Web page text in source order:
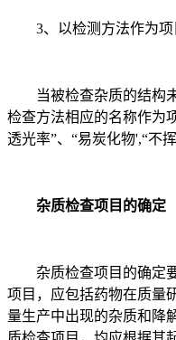
3、以检测方法作为项
当被检查杂质的结构未
检查方法相应的名称作为
透光率”、“易炭化物',“不
杂质检查项目的确定
杂质检查项目的确定要
项目，应包括药物在质量
量生产中出现的杂质和降